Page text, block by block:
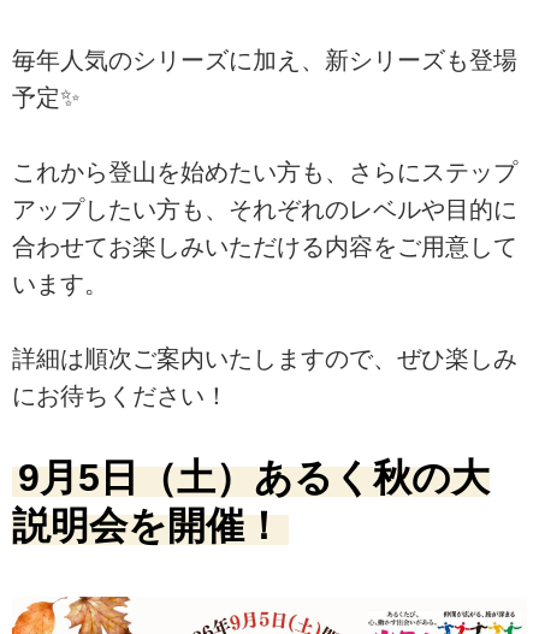
毎年人気のシリーズに加え、新シリーズも登場
予定✨
これから登山を始めたい方も、さらにステップ
アップしたい方も、それぞれのレベルや目的に
合わせてお楽しみいただける内容をご用意して
います。
詳細は順次ご案内いたしますので、ぜひ楽しみ
にお待ちください！
9月5日（土）あるく秋の大
説明会を開催！